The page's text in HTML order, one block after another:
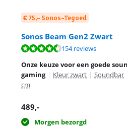
€ 75,- Sonos-Tegoed
Sonos Beam Gen2 Zwart
Beoordeling is 9,0 van de 10,
154 reviews
Onze keuze voor een goede
gaming | Kleur zwart | Soundbar
cm
489,-
Morgen bezorgd
Beoordeling is 8,7 van de 10,